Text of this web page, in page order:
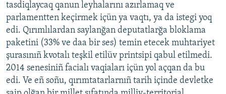
tasdiqlaycaq qanun leyhalarını azırlamaq ve
parlamentten keçirmek içün ya vaqtı, ya da istegi yoq
edi. Qırımlılardan saylanğan deputatlarğa bloklama
paketini (33% ve daa bir ses) temin etecek muhtariyet
şurasınıñ kvotalı teşkil etilüv printsipi qabul etilmedi.
2014 senesiniñ facialı vaqiaları içün yol açqan da bu
edi. Ve eñ soñu, qırımtatarlarnıñ tarih içinde devletke